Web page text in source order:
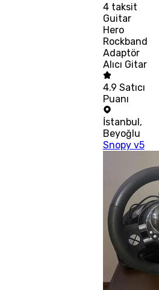
4taksit
Guitar
Hero
Rockband
Adaptör
Alıcı Gitar
4.9 Satıcı
Puanı
İstanbul,
Beyoğlu
Snopy v5